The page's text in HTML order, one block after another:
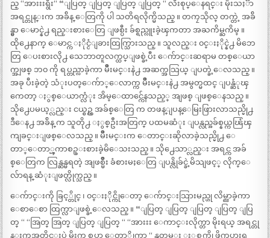
ည္ “အားးးရွီး“ “ျပြတ္ ျပြတ္ ျပြတ္ ျပြတ္ “ လီးစုပ္ေနရင္း မိုးသႏၱာ
အရင္တုန္းက အခ်ိန္ ေတြကို ပါ သတိရလိုက္မိသည္ ။ တကၠသိုလ္ တက္တဲ့ အခ်ိ
န္မွာ ေမာင္နဲ႕ ရည္းစားေတြ ျဖစ္ပီး ခ်စ္ရည္လူးခဲ့ၾကတာ အႀကိမ္ႀကိမ္ ။
ထို႕ေနာက္ ေမာင္က ႏိုင္ငံျခားထြက္သြားသည္ ။ သူလည္း ၀င္းႏိုင္နဲ႕ မိဘေ
တြ ေပးစားလို႕ သေဘာတူလက္ထပ္ျဖစ္ခဲ့ပီး ေက်ာင္းဆရာမ တစ္ေယာ
က္အျဖစ္ ဘ၀ ကို ရပ္တည္လာခဲ့ကာ မ်ိဳးမင္းနဲ႕ အဆက္အသြယ္ ျပတ္ခဲ့ေလသည္ ။
အခု ပီးခဲ့တဲ့ သံုးပတ္ေက်ာ္ေလာက္က မ်ိဳးမင္းနဲ႕ အမွတ္မထင္ ျပန္ဆံုၾ
ကေတာ့ ႏွစ္ေယာက္လံုး အိမ္ေထာင္က်ေနသည့္ အျဖစ္ ျဖစ္ေနသည္ ။
သို႕ေပမယ့္လည္း ငယ္စဥ္က အခ်စ္ေတြ က တဖန္ျပန္ေမြးဖြားလာသည္မို႕
ဒီေန႕ အခ်ိန္ က သူတို႕ ႏွစ္ဦးအတြက္ ပထမဆံုး ျပန္လည္အခ်စ္နယ္ကၽြံၾ
ကျခင္းျဖစ္ေလသည္ ။ မ်ိဳးမင္းက ေတာင္းဆိုလာခဲ့သည္မို႕ ေ
တာ္ေတာ္ၾကာစဥ္းစားခဲ့မိေသးသည္ ။ သို႕ေသာ္လည္း အရင္က အခ်
စ္ေတြက လြန္ဆန္မရတဲ့ အျဖစ္မ်ဳိး ခံစားမႈေတြ ျပန္လိုခ်င္ခဲ့မိသျဖင့္ လိုက္ေ
လ်ာရန္ ဆံုးျဖတ္လိုက္သည္ ။
ေက်ာင္းကို ခြင့္တိုင္ ၊ ၀င္းႏိုင္ကိုေတာ့ ေက်ာင္းသြားမည္ဟု လိမ္ညာခဲ့ကာ
ေစာေစာ ထြက္လာျဖစ္ခဲ့ေလသည္ ။ “ျပြတ္ ျပြတ္ ျပြတ္ ျပြတ္ ျပြ
တ္ “ “အြတ္ အြတ္ ျပြတ္ ျပြတ္ “ “အားးး ေကာင္းလိုက္တာ မိုးရယ္ အရင္တု
န္းကအတိုင္းပဲ မိုးက စုပ္တာ ေတာ္လိုက္တာ “ နုတ္ခမ္း ႏွစ္ဘက္ကို ဖိကပ္ထားရ